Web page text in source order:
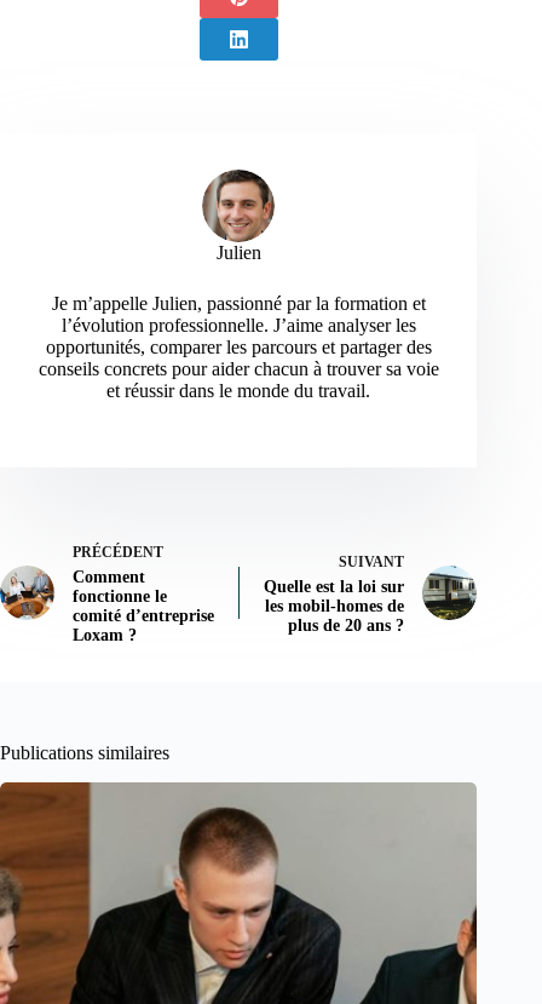
Julien
Je m’appelle Julien, passionné par la formation et
l’évolution professionnelle. J’aime analyser les
opportunités, comparer les parcours et partager des
conseils concrets pour aider chacun à trouver sa voie
et réussir dans le monde du travail.
PRÉCÉDENT
Comment
fonctionne le
comité d’entreprise
Loxam ?
SUIVANT
Quelle est la loi sur
les mobil-homes de
plus de 20 ans ?
Publications similaires